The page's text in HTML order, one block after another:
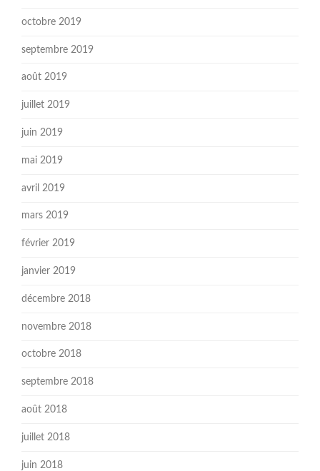
octobre 2019
septembre 2019
août 2019
juillet 2019
juin 2019
mai 2019
avril 2019
mars 2019
février 2019
janvier 2019
décembre 2018
novembre 2018
octobre 2018
septembre 2018
août 2018
juillet 2018
juin 2018